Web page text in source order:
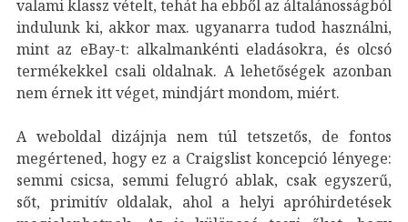
valami klassz vételt, tehát ha ebből az általánosságból
indulunk ki, akkor max. ugyanarra tudod használni,
mint az eBay-t: alkalmankénti eladásokra, és olcsó
termékekkel csali oldalnak. A lehetőségek azonban
nem érnek itt véget, mindjárt mondom, miért.
A weboldal dizájnja nem túl tetszetős, de fontos
megértened, hogy ez a Craigslist koncepció lényege:
semmi csicsa, semmi felugró ablak, csak egyszerű,
sőt, primitív oldalak, ahol a helyi apróhirdetések